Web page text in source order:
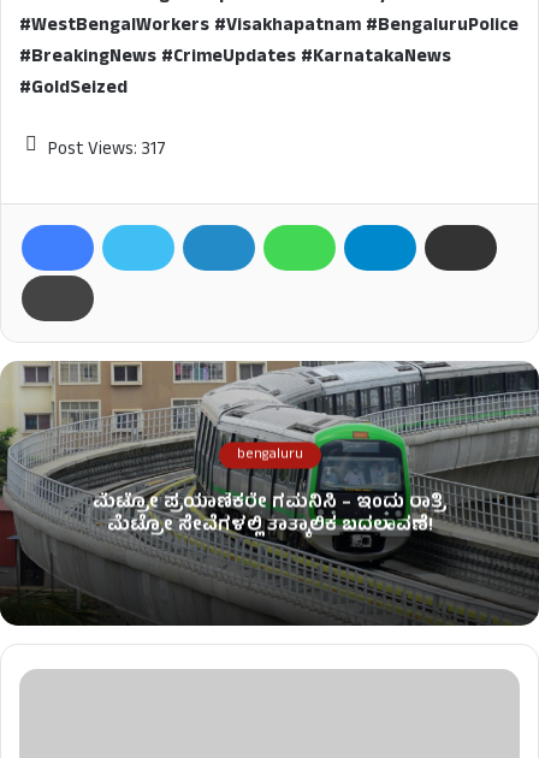
#WestBengalWorkers #Visakhapatnam #BengaluruPolice
#BreakingNews #CrimeUpdates #KarnatakaNews
#GoldSeized
Post Views: 317
bengaluru
ಮೆಟ್ರೋ ಪ್ರಯಾಣಿಕರೇ ಗಮನಿಸಿ – ಇಂದು ರಾತ್ರಿ
ಮೆಟ್ರೋ ಸೇವೆಗಳಲ್ಲಿ ತಾತ್ಕಾಲಿಕ ಬದಲಾವಣೆ!